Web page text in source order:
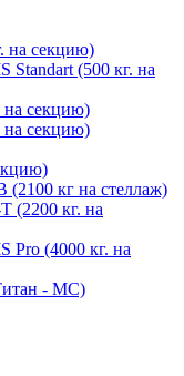
на секцию)
Standart (500 кг. на
на секцию)
на секцию)
(2100 кг на стеллаж)
(2200 кг. на
Pro (4000 кг. на
- МС)